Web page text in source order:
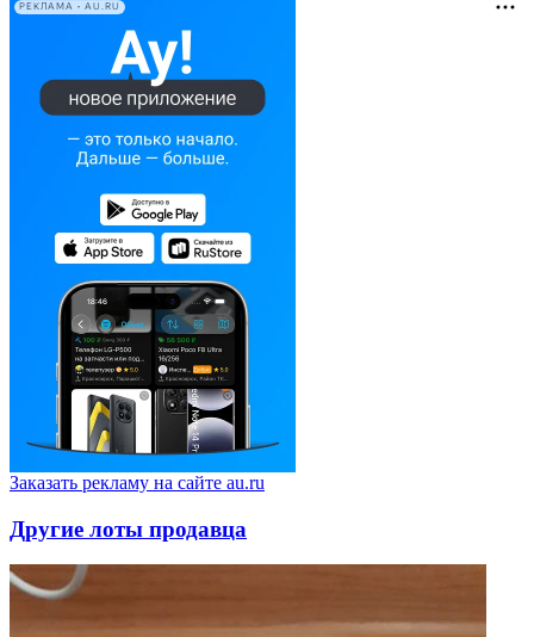
РЕКЛАМА • AU.RU
Заказать рекламу на сайте au.ru
Другие лоты продавца